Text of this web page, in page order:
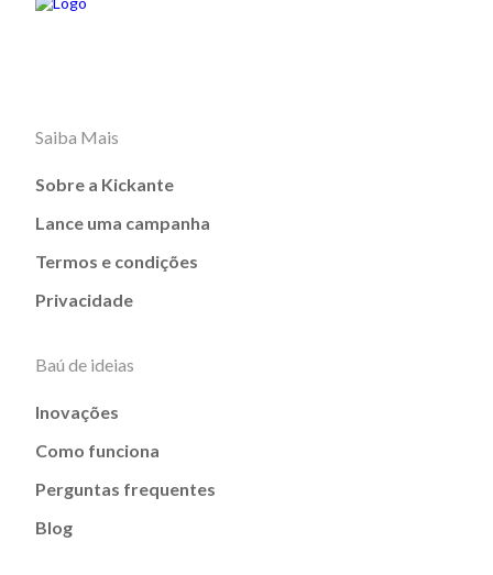
Saiba Mais
Sobre a Kickante
Lance uma campanha
Termos e condições
Privacidade
Baú de ideias
Inovações
Como funciona
Perguntas frequentes
Blog